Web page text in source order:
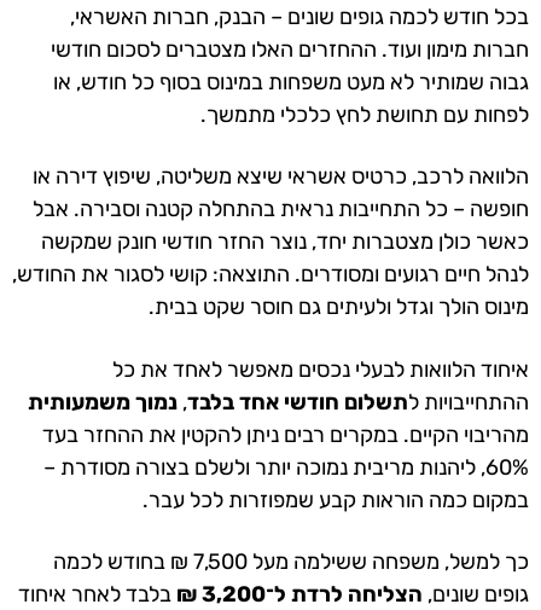
בכל חודש לכמה גופים שונים – הבנק, חברות האשראי,
חברות מימון ועוד. ההחזרים האלו מצטברים לסכום חודשי
גבוה שמותיר לא מעט משפחות במינוס בסוף כל חודש, או
לפחות עם תחושת לחץ כלכלי מתמשך.
הלוואה לרכב, כרטיס אשראי שיצא משליטה, שיפוץ דירה או
חופשה – כל התחייבות נראית בהתחלה קטנה וסבירה. אבל
כאשר כולן מצטברות יחד, נוצר החזר חודשי חונק שמקשה
לנהל חיים רגועים ומסודרים. התוצאה: קושי לסגור את החודש,
מינוס הולך וגדל ולעיתים גם חוסר שקט בבית.
איחוד הלוואות לבעלי נכסים מאפשר לאחד את כל
ההתחייבויות לתשלום חודשי אחד בלבד, נמוך משמעותית
מהריבוי הקיים. במקרים רבים ניתן להקטין את ההחזר בעד
60%, ליהנות מריבית נמוכה יותר ולשלם בצורה מסודרת –
במקום כמה הוראות קבע שמפוזרות לכל עבר.
כך למשל, משפחה ששילמה מעל 7,500 ₪ בחודש לכמה
גופים שונים, הצליחה לרדת ל־3,200 ₪
בלבד לאחר איחוד